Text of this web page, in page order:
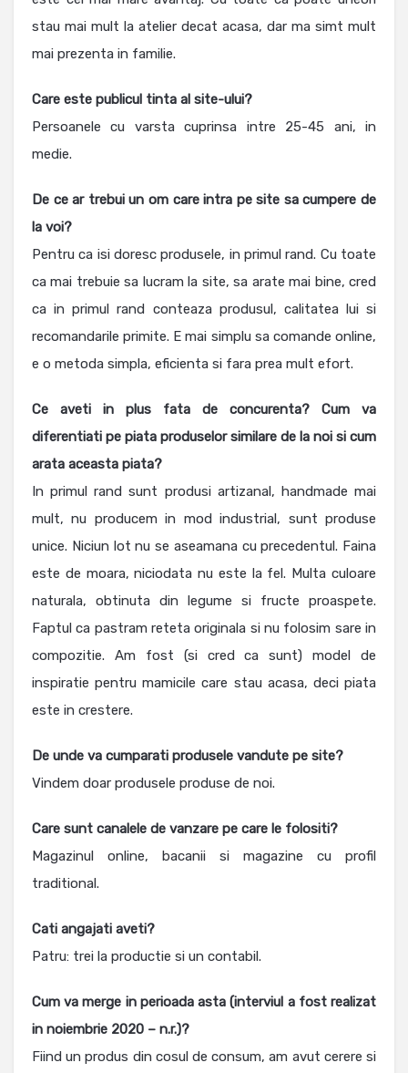
stau mai mult la atelier decat acasa, dar ma simt mult
mai prezenta in familie.
Care este publicul tinta al site-ului?
Persoanele cu varsta cuprinsa intre 25-45 ani, in
medie.
De ce ar trebui un om care intra pe site sa cumpere de
la voi?
Pentru ca isi doresc produsele, in primul rand. Cu toate
ca mai trebuie sa lucram la site, sa arate mai bine, cred
ca in primul rand conteaza produsul, calitatea lui si
recomandarile primite. E mai simplu sa comande online,
e o metoda simpla, eficienta si fara prea mult efort.
Ce aveti in plus fata de concurenta? Cum va
diferentiati pe piata produselor similare de la noi si cum
arata aceasta piata?
In primul rand sunt produsi artizanal, handmade mai
mult, nu producem in mod industrial, sunt produse
unice. Niciun lot nu se aseamana cu precedentul. Faina
este de moara, niciodata nu este la fel. Multa culoare
naturala, obtinuta din legume si fructe proaspete.
Faptul ca pastram reteta originala si nu folosim sare in
compozitie. Am fost (si cred ca sunt) model de
inspiratie pentru mamicile care stau acasa, deci piata
este in crestere.
De unde va cumparati produsele vandute pe site?
Vindem doar produsele produse de noi.
Care sunt canalele de vanzare pe care le folositi?
Magazinul online, bacanii si magazine cu profil
traditional.
Cati angajati aveti?
Patru: trei la productie si un contabil.
Cum va merge in perioada asta (interviul a fost realizat
in noiembrie 2020 – n.r.)?
Fiind un produs din cosul de consum, am avut cerere si